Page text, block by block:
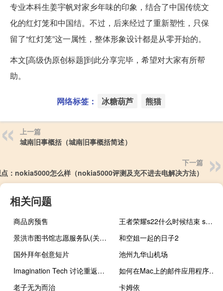
专业本科生姜宇帆对家乡年味的印象，结合了中国传统文
化的红灯笼和中国结。不过，后来经过了重新塑性，只保
留了“红灯笼”这一属性，整体形象设计都是从零开始的。
本文[高级伪原创标题]到此分享完毕，希望对大家有所帮
助。
网络标签： 冰糖葫芦 熊猫
上一篇
城南旧事概括（城南旧事概括简述）
下一篇
：nokia5000怎么样（nokia5000评测及充不进去电解决方法）
相关问题
商品房预售
王者荣耀s22什么时候结束 s23赛季开启时间
景洪市图书馆志愿服务队(关于景洪市图书馆志愿服务队的简介)
和空姐一起的日子2
国外拜年创意短片
池州九华山机场
Imagination Tech 讨论重返高性能 PC GPU 市场
如何在Mac上的邮件应用程序中使用隐藏我的电子邮件
老子无为而治
卡姆依